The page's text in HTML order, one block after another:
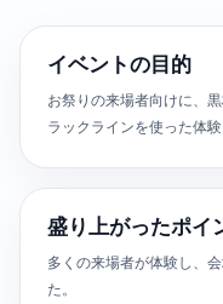
イベントの目的
お祭りの来場者向けに、
ラックラインを使った体
盛り上がったポイ
多くの来場者が体験し、
た。